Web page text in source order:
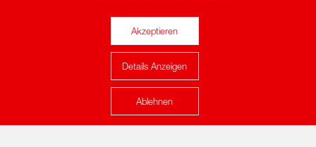
Karte anzeigen
Akzeptieren
Details Anzeigen
Ablehnen